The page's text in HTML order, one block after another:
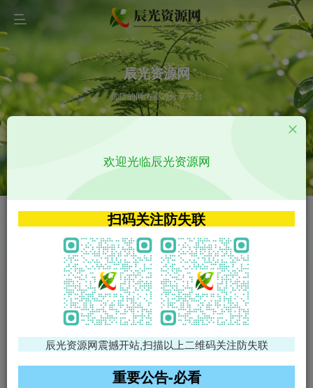
辰光资源网
优质的网络资源分享平台
VIP特权介绍 APP源码
VIP特权介绍
火
VIP特权介绍
影视源码
影视源码
免费领支付宝红包
腾讯轻量4核4G3M服务器38元/
欢迎光临辰光资源网
扫码关注防失联
辰光资源网震撼开站,扫描以上二维码关注防失联
重要公告-必看